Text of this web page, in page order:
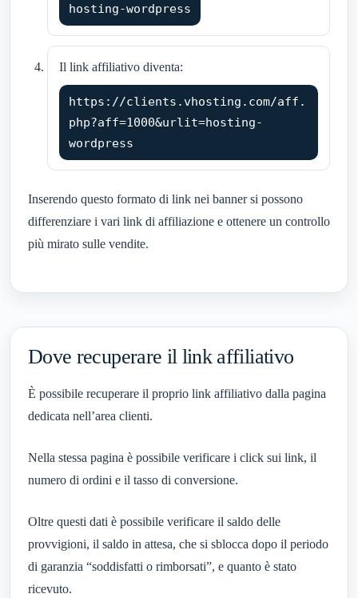
hosting-wordpress
Il link affiliativo diventa:
https://clients.vhosting.com/aff.
php?aff=1000&urlit=hosting-
wordpress
Inserendo questo formato di link nei banner si possono
differenziare i vari link di affiliazione e ottenere un controllo
più mirato sulle vendite.
Dove recuperare il link affiliativo
È possibile recuperare il proprio link affiliativo dalla pagina
dedicata nell’area clienti.
Nella stessa pagina è possibile verificare i click sui link, il
numero di ordini e il tasso di conversione.
Oltre questi dati è possibile verificare il saldo delle
provvigioni, il saldo in attesa, che si sblocca dopo il periodo
di garanzia “soddisfatti o rimborsati”, e quanto è stato
ricevuto.